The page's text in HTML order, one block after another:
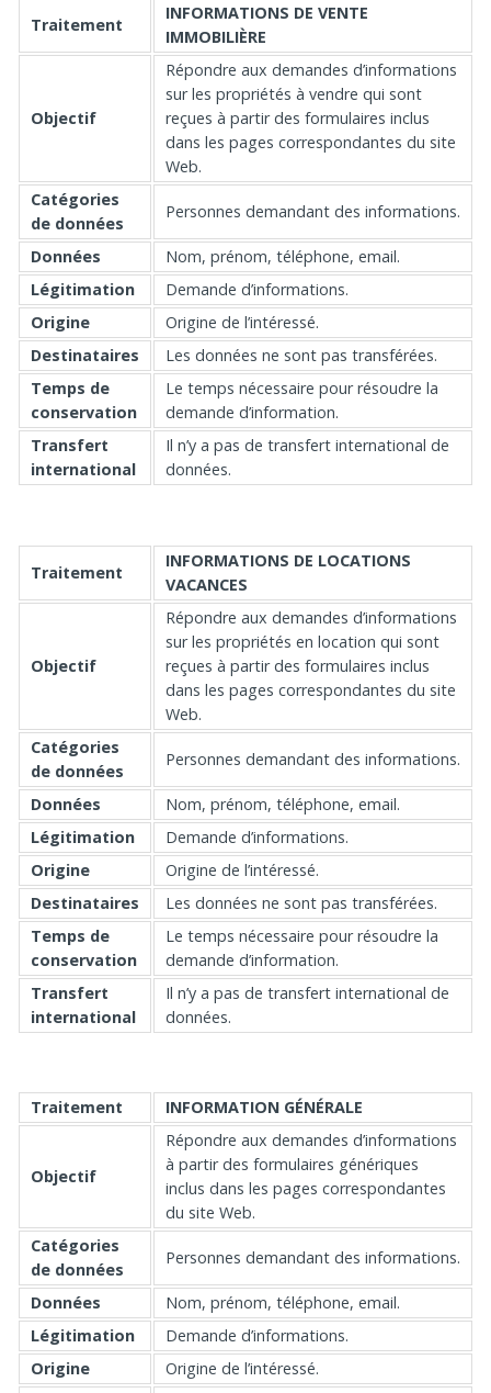
Traitement
INFORMATIONS DE VENTE
IMMOBILIÈRE
Objectif
Répondre aux demandes d’informations
sur les propriétés à vendre qui sont
reçues à partir des formulaires inclus
dans les pages correspondantes du site
Web.
Catégories
de données
Personnes demandant des informations.
Données
Nom, prénom, téléphone, email.
Légitimation
Demande d’informations.
Origine
Origine de l’intéressé.
Destinataires
Les données ne sont pas transférées.
Temps de
conservation
Le temps nécessaire pour résoudre la
demande d’information.
Transfert
international
Il n’y a pas de transfert international de
données.
Traitement
INFORMATIONS DE LOCATIONS
VACANCES
Objectif
Répondre aux demandes d’informations
sur les propriétés en location qui sont
reçues à partir des formulaires inclus
dans les pages correspondantes du site
Web.
Catégories
de données
Personnes demandant des informations.
Données
Nom, prénom, téléphone, email.
Légitimation
Demande d’informations.
Origine
Origine de l’intéressé.
Destinataires
Les données ne sont pas transférées.
Temps de
conservation
Le temps nécessaire pour résoudre la
demande d’information.
Transfert
international
Il n’y a pas de transfert international de
données.
Traitement INFORMATION GÉNÉRALE
Objectif
Répondre aux demandes d’informations
à partir des formulaires génériques
inclus dans les pages correspondantes
du site Web.
Catégories
de données
Personnes demandant des informations.
Données
Nom, prénom, téléphone, email.
Légitimation
Demande d’informations.
Origine
Origine de l’intéressé.